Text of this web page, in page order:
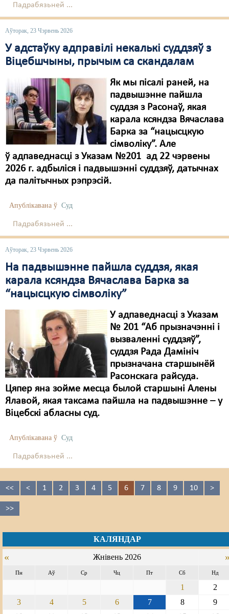
Падрабязьней ...
Аўторак, 23 Чэрвень 2026
У адстаўку адправілі некалькі суддзяў з
Віцебшчыны, прычым са скандалам
Як мы пісалі раней, на
падвышэнне пайшла
суддзя з Расонаў, якая
карала ксяндза Вячаслава
Барка за “нацысцкую
сімволіку”. Але
ў адпаведнасці з Указам №201 ад 22 чэрвены
2026 г. адбыліся і падвышэнні суддзяў, датычнах
да палітычных рэпрэсій.
Апублікавана ў Суд
Падрабязьней ...
Аўторак, 23 Чэрвень 2026
На падвышэнне пайшла суддзя, якая
карала ксяндза Вячаслава Барка за
“нацысцкую сімволіку”
У адпаведнасці з Указам
№ 201 “Аб прызначэнні і
вызваленні суддзяў”,
суддзя Рада Дамініч
прызначана старшынёй
Расонскага райсуда.
Цяпер яна зойме месца былой старшыні Алены
Ялавой, якая таксама пайшла на падвышэнне – у
Віцебскі абласны суд.
Апублікавана ў Суд
Падрабязьней ...
<< < 1 2 3 4 5 6 7 8 9 10 >
>>
КАЛЯНДАР
« Жнівень 2026
Пн Аў Ср Чц Пт Сб Нд
1
2
3
4 5 6 7 8
9